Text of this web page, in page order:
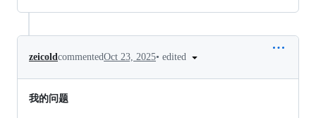
zeicoldcommentedOct 23, 2025• edited
我的问题